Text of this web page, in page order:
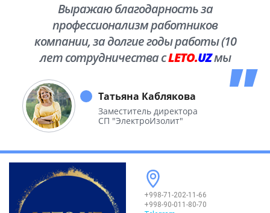
Выражаю благодарность за
профессионализм работников
компании, за долгие годы работы (10
лет сотрудничества сLETO.UZмы
необъятной Родины.
Татьяна Каблякова
Заместитель директора
СП "ЭлектроИзолит"
+998-71-202-11-66
+998-90-011-80-70